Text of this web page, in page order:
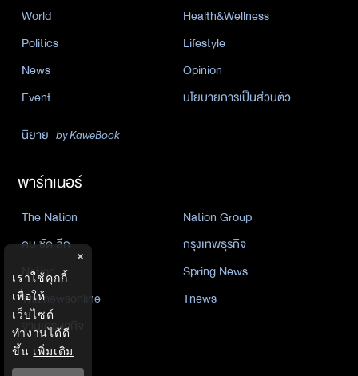
World
Health&Wellness
Politics
Lifestyle
News
Opinion
Event
นโยบายการเป็นส่วนตัว
นิยาย by KaweBook
พาร์ทเนอร์
The Nation
Nation Group
คม ชัด ลึก
กรุงเทพธุรกิจ
Nation
Spring News
Thainewsonline
Tnews
ฐานเศรษฐกิจ
×
เราใช้คุกกี้
เพื่อให้
เว็บไซต์
ทำงานได้ดี
ขึ้น เพิ่มเติม